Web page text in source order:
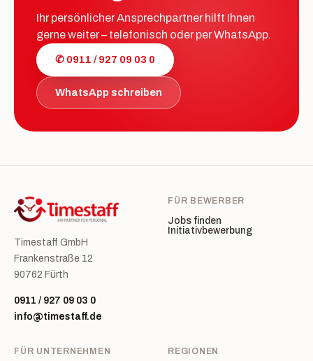
Ihr persönlicher Ansprechpartner hilft Ihnen
gerne weiter – telefonisch oder per WhatsApp.
✆ 0911 / 927 09 03 0
WhatsApp schreiben
Timestaff GmbH
Frankenstraße 12
90762 Fürth
0911 / 927 09 03 0
info@timestaff.de
FÜR BEWERBER
Jobs finden
Initiativbewerbung
FÜR UNTERNEHMEN REGIONEN